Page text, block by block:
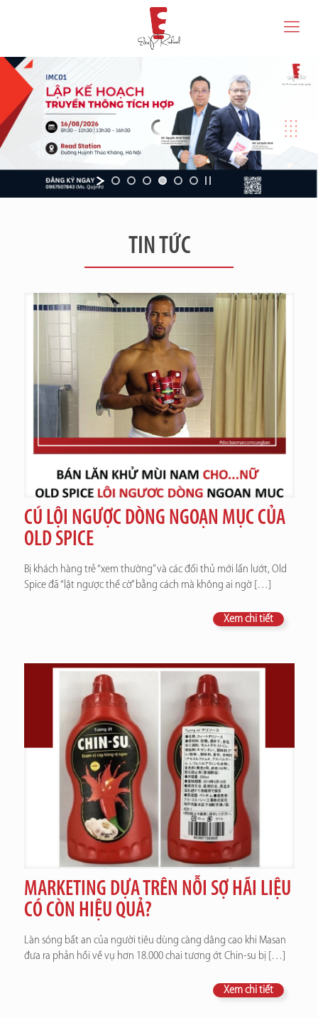
TIN TỨC
CÚ LỘI NGƯỢC DÒNG NGOẠN MỤC CỦA
OLD SPICE
Bị khách hàng trẻ “xem thường” và các đối thủ mới lấn lướt, Old
Spice đã “lật ngược thế cờ” bằng cách mà không ai ngờ[…]
Xem chi tiết
MARKETING DỰA TRÊN NỖI SỢ HÃI LIỆU
CÓ CÒN HIỆU QUẢ?
Làn sóng bất an của người tiêu dùng càng dâng cao khi Masan
đưa ra phản hồi về vụ hơn 18.000 chai tương ớt Chin-su bị […]
Xem chi tiết